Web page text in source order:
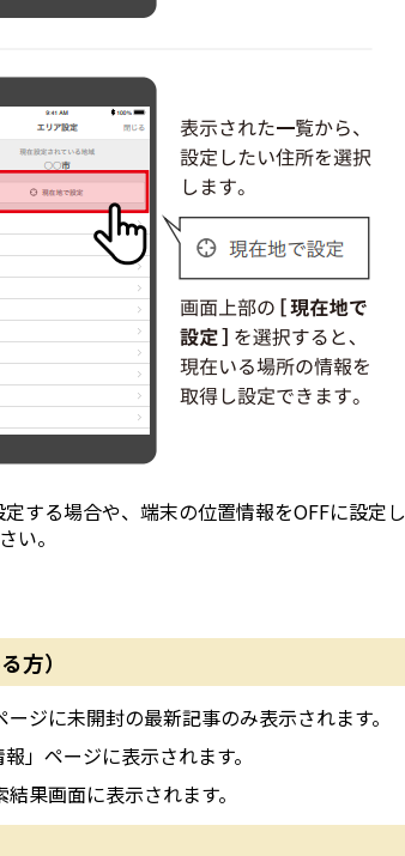
する場合や、端末の位置情報をOFFに設定し
い。
方）
ジに未開封の最新記事のみ表示されます。
」ページに表示されます。
果画面に表示されます。